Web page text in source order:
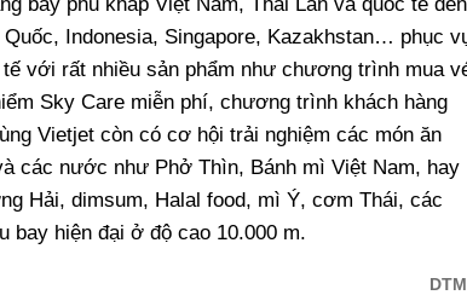
Indonesia, Singapore, Kazakhstan… phục
với rất nhiều sản phẩm như chương trình mua
Sky Care miễn phí, chương trình khách hàng
Vietjet còn có cơ hội trải nghiệm các món ăn
các nước như Phở Thìn, Bánh mì Việt Nam, hay
Hải, dimsum, Halal food, mì Ý, cơm Thái, các
bay hiện đại ở độ cao 10.000 m.